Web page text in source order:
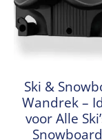
Ski &
Wandrek –
voor Alle